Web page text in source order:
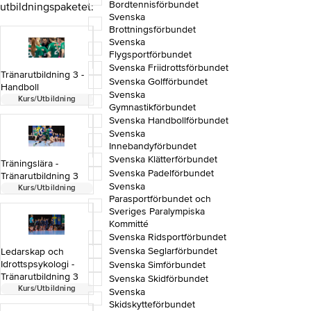
utbildningspaketet:
Tränarutbildning 3 -
Handboll
Kurs/Utbildning
Träningslära -
Tränarutbildning 3
Kurs/Utbildning
Ledarskap och
Idrottspsykologi -
Tränarutbildning 3
Kurs/Utbildning
Bordtennisförbundet
Svenska
Brottningsförbundet
Svenska
Flygsportförbundet
Svenska Friidrottsförbundet
Svenska Golfförbundet
Svenska
Gymnastikförbundet
Svenska Handbollförbundet
Svenska
Innebandyförbundet
Svenska Klätterförbundet
Svenska Padelförbundet
Svenska
Parasportförbundet och
Sveriges Paralympiska
Kommitté
Svenska Ridsportförbundet
Svenska Seglarförbundet
Svenska Simförbundet
Svenska Skidförbundet
Svenska
Skidskytteförbundet